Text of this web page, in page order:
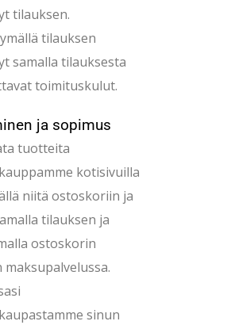
tilauksen.
tilauksen
samalla tilauksesta
toimituskulut.
ja sopimus
tuotteita
kotisivuilla
niitä ostoskoriin ja
tilauksen ja
ostoskorin
maksupalvelussa.
sinun